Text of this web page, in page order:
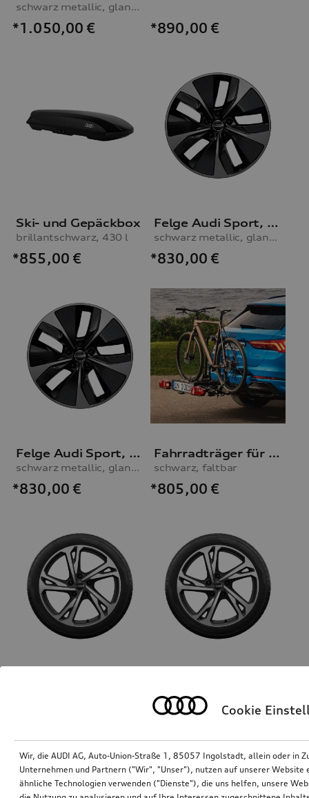
schwarz metallic, glanzgedreht, abgedunkelt, 10,0Jx21, Reifen 285/40 R21 109W XL, hinten
*1.050,00 € *890,00 €
Ski- und Gepäckbox
brillantschwarz, 430 l
*855,00 €
Felge Audi Sport, 5-Arm-Aero mit RS-Schriftzug
schwarz metallic, glanzgedreht, abgedunkelt, 9,0Jx21, vorn
*830,00 €
Felge Audi Sport, 5-Arm-Aero mit RS-Schriftzug
schwarz metallic, glanzgedreht, abgedunkelt, 10,0Jx21, hinten
*830,00 €
Fahrradträger für die Anhängevorrichtung
schwarz, faltbar
*805,00 €
*790,00
Cookie
Wir, die AUDI AG, Auto-Union-Straße 1, 85057 Ingolstadt, allein oder in
Unternehmen und Partnern ("Wir", "Unser"), nutzen auf unserer Website
ähnliche Technologien verwenden ("Dienste"), die uns helfen, unsere